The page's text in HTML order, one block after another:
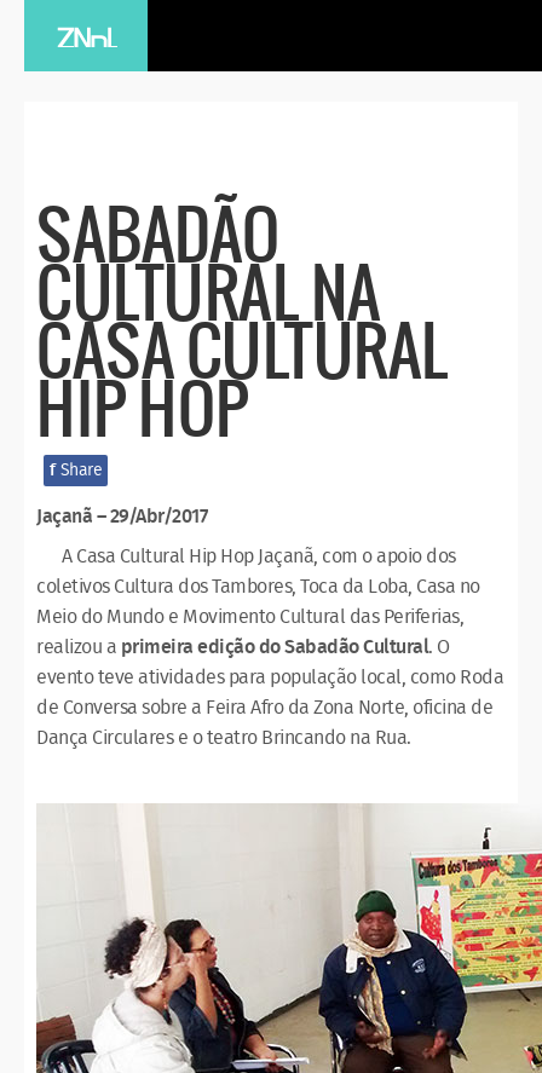
SABADÃO
CULTURAL NA
CASA CULTURAL
HIP HOP
f Share
Jaçanã – 29/Abr/2017
A Casa Cultural Hip Hop Jaçanã, com o apoio dos
coletivos Cultura dos Tambores, Toca da Loba, Casa no
Meio do Mundo e Movimento Cultural das Periferias,
realizou a primeira edição do Sabadão Cultural. O
evento teve atividades para população local, como Roda
de Conversa sobre a Feira Afro da Zona Norte, oficina de
Dança Circulares e o teatro Brincando na Rua.